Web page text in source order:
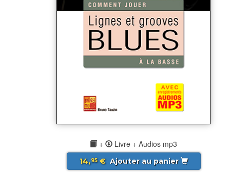
+ Livre + Audios mp3
14,95€ Ajouter au panier